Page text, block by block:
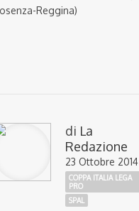
riservata
LoSpallino.com
pubblico che non è mai stato
questo andiamo